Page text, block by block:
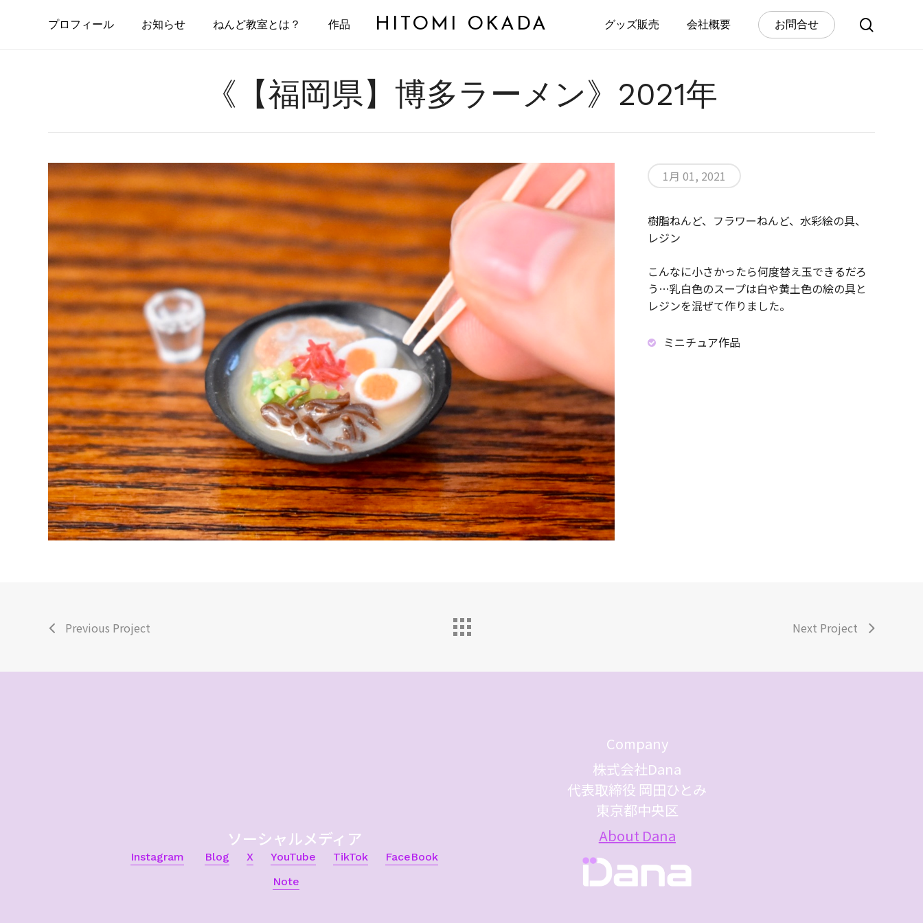
HITOMI OKADA
プロ フ ィ ール お知らせ ねんど教室とは？ 作品 グッズ販売 会社概要 お問合せ
《【福岡県】博多ラーメン》2021年
1月 01, 2021
樹脂ねんど、フラワーねんど、水彩絵の具、
レジン
こんなに小さかったら何度替え玉できるだろ
う…乳白色のスープは白や黄土色の絵の具と
レジンを混ぜて作りました。
ミニチュア作品
Previous Project Next Project
ソーシャルメディア
Instagram Blog X YouTube TikTok
FaceBook
Note
Company
株式会社Dana
代表取締役 岡田ひとみ
東京都中央区
About Dana